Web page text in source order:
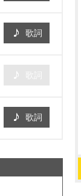
歌詞
歌詞